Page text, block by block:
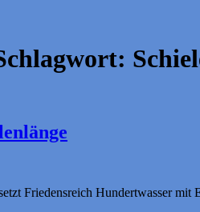
Friedensreich Hundertwasser